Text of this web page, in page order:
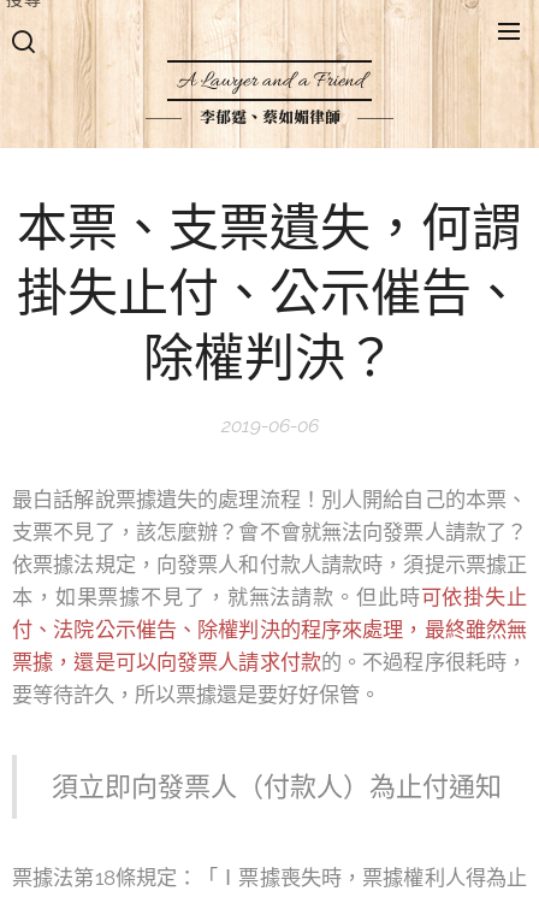
A Lawyer and a Friend
李郁霆、蔡如媚律師
本票、支票遺失，何謂
掛失止付、公示催告、
除權判決？
2019-06-06
最白話解說票據遺失的處理流程！別人開給自己的本票、
支票不見了，該怎麼辦？會不會就無法向發票人請款了？
依票據法規定，向發票人和付款人請款時，須提示票據正
本，如果票據不見了，就無法請款。但此時可依掛失止
付、法院公示催告、除權判決的程序來處理，最終雖然無
票據，還是可以向發票人請求付款的。不過程序很耗時，
要等待許久，所以票據還是要好好保管。
須立即向發票人（付款人）為止付通知
票據法第18條規定：「Ⅰ票據喪失時，票據權利人得為止